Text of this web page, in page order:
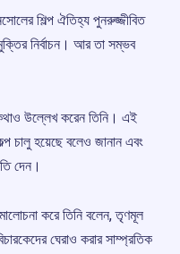
শিল্প ঐতিহ্য পুনরুজ্জীবিত
মুক্তির নির্বাচন। আর তা সম্ভব
কথাও উল্লেখ করেন তিনি। এই
চালু হয়েছে বলেও জানান এবং
দেন।
করে তিনি বলেন, তৃণমূল
ঘেরাও করার সাম্প্রতিক